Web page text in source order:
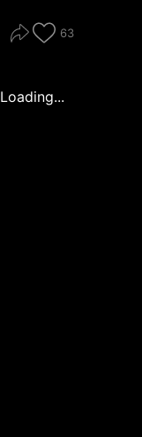
63
Loading...